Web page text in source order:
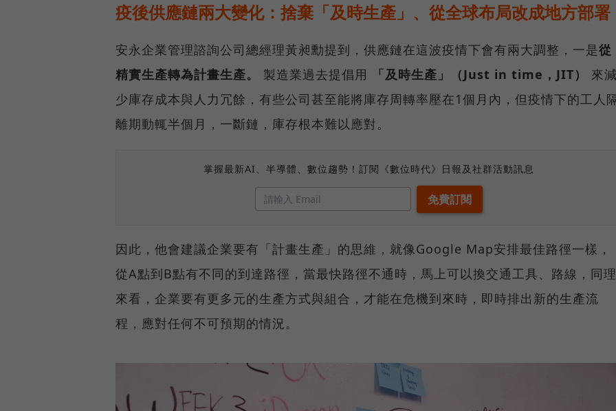
疫後供應鏈兩大變化：捨棄「及時生產」、從全球布局改成地方部署
安永企業管理諮詢公司總經理黃昶勳提到，供應鏈在這波疫情下會有兩大調整，一是從
精實生產轉為計畫生產。
製造業過去提倡用 「及時生產」（Just in time，JIT）
來
少庫存成本與人力冗餘，有些公司甚至能將庫存周轉率壓在1個月內，但疫情下的工人
離期動輒半個月，一斷鏈，庫存根本難以應對。
掌握最新AI、半導體、數位趨勢！訂閱《數位時代》日報及社群活動訊息
因此，他會建議企業要有「計畫生產」的思維，就像Google Map安排最佳路徑一樣，
從A點到B點有不同的到達路徑，當最快路徑不通時，馬上可以換交通工具、路線，同理
來看，企業要有更多元的生產方式與組合，才能在危機到來時，即時排出新的生產流
程，應對任何不可預期的情況。